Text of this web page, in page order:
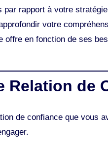
par rapport à votre
votre
offre en fonction de ses
Relation de
de confiance que vous